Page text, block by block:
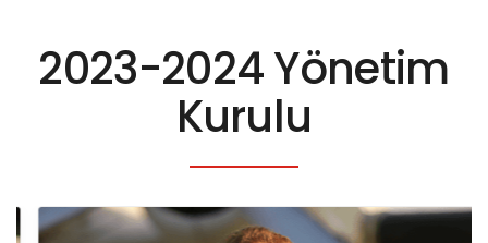
2023-2024 Yönetim
Kurulu